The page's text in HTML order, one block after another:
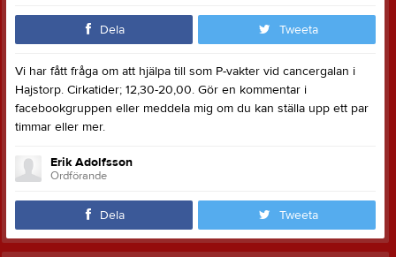
Dela Tweeta
Vi har fått fråga om att hjälpa till som P-vakter vid cancergalan i
Hajstorp. Cirkatider; 12,30-20,00. Gör en kommentar i
facebookgruppen eller meddela mig om du kan ställa upp ett par
timmar eller mer.
Erik Adolfsson
Ordförande
Dela Tweeta